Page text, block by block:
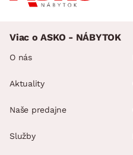
Viac o ASKO - NÁBYTOK
O nás
Aktuality
Naše predajne
Služby